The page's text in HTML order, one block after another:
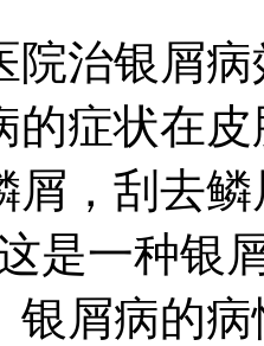
院治银屑
的症状在
屑，刮去
是一种银
银屑病的